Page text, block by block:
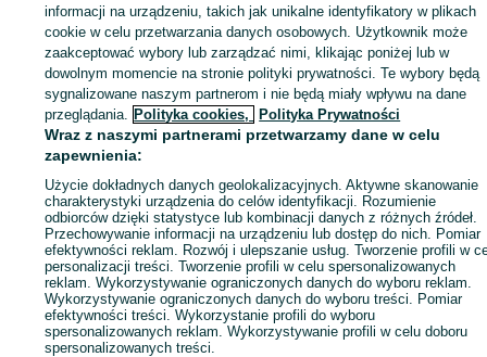
KATEGORIA
956796283 Wyświetlenia:
Zadzwoń / SMS
informacji na urządzeniu, takich jak unikalne identyfikatory w plikach
cookie w celu przetwarzania danych osobowych. Użytkownik może
zaakceptować wybory lub zarządzać nimi, klikając poniżej lub w
dowolnym momencie na stronie polityki prywatności. Te wybory będą
sygnalizowane naszym partnerom i nie będą miały wpływu na dane
przeglądania. Polityka cookies, Polityka Prywatności
Wraz z naszymi partnerami przetwarzamy dane w celu
zapewnienia:
Użycie dokładnych danych geolokalizacyjnych. Aktywne skanowanie
charakterystyki urządzenia do celów identyfikacji. Rozumienie
odbiorców dzięki statystyce lub kombinacji danych z różnych źródeł.
Przechowywanie informacji na urządzeniu lub dostęp do nich. Pomiar
efektywności reklam. Rozwój i ulepszanie usług. Tworzenie profili w
personalizacji treści. Tworzenie profili w celu spersonalizowanych
reklam. Wykorzystywanie ograniczonych danych do wyboru reklam.
Wykorzystywanie ograniczonych danych do wyboru treści. Pomiar
efektywności treści. Wykorzystanie profili do wyboru
spersonalizowanych reklam. Wykorzystywanie profili w celu doboru
spersonalizowanych treści.